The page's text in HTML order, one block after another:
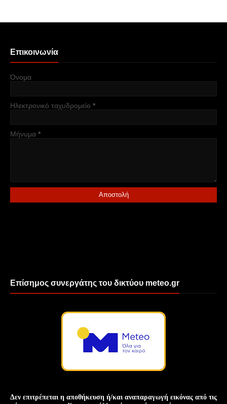
Επικοινωνία
Όνομα
Ηλεκτρονικό ταχυδρομείο *
Μήνυμα *
Επίσημος συνεργάτης του δικτύου meteo.gr
Δεν επιτρέπεται η αποθήκευση ή/και αναπαραγωγή εικόνας από τις